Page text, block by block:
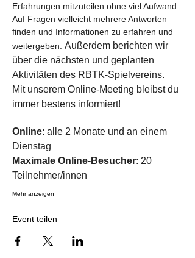
Erfahrungen mitzuteilen ohne viel Aufwand.
Auf Fragen vielleicht mehrere Antworten
finden und Informationen zu erfahren und
weitergeben. Außerdem berichten wir
über die nächsten und geplanten
Aktivitäten des RBTK-Spielvereins.
Mit unserem Online-Meeting bleibst du
immer bestens informiert!
Online: alle 2 Monate und an einem
Dienstag
Maximale Online-Besucher: 20
Teilnehmer/innen
Mehr anzeigen
Event teilen